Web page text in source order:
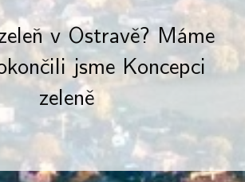
v Ostravě? Máme
jsme Koncepci
zeleně